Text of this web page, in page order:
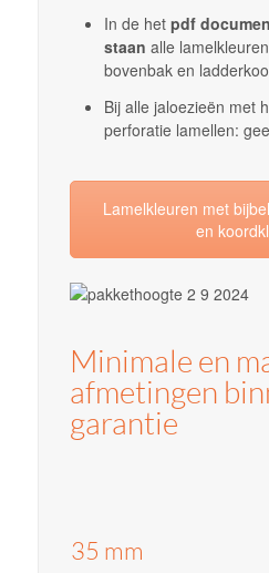
In de het pdf
staan alle
bovenbak en
Bij alle jaloezieën met
perforatie lamellen:
Lamelkleuren met
en
Minimale en
afmetingen
garantie
35 mm